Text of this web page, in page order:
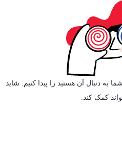
به دنبال آن هستید را پیدا کنیم. شاید
کمک کند.